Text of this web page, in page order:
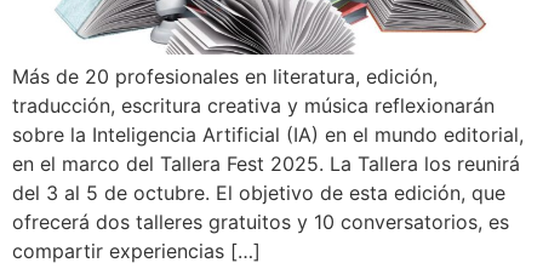
Más de 20 profesionales en literatura, edición,
traducción, escritura creativa y música reflexionarán
sobre la Inteligencia Artificial (IA) en el mundo editorial,
en el marco del Tallera Fest 2025. La Tallera los reunirá
del 3 al 5 de octubre. El objetivo de esta edición, que
ofrecerá dos talleres gratuitos y 10 conversatorios, es
compartir experiencias […]